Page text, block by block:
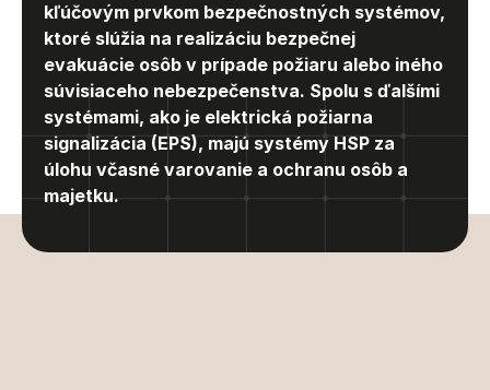
kľúčovým prvkom bezpečnostných systémov,
ktoré slúžia na realizáciu bezpečnej
evakuácie osôb v prípade požiaru alebo iného
súvisiaceho nebezpečenstva. Spolu s ďalšími
systémami, ako je elektrická požiarna
signalizácia (EPS), majú systémy HSP za
úlohu včasné varovanie a ochranu osôb a
majetku.